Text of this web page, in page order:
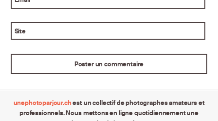
Site
unephotoparjour.chest un collectif de photographes amateurs et
professionnels. Nous mettons en ligne quotidiennement une